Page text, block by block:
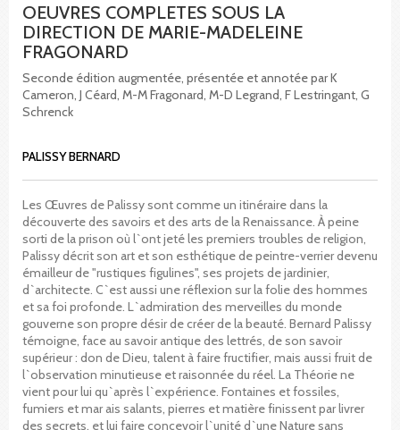
OEUVRES COMPLETES SOUS LA
DIRECTION DE MARIE-MADELEINE
FRAGONARD
Seconde édition augmentée, présentée et annotée par K
Cameron, J Céard, M-M Fragonard, M-D Legrand, F Lestringant, G
Schrenck
PALISSY BERNARD
Les Œuvres de Palissy sont comme un itinéraire dans la
découverte des savoirs et des arts de la Renaissance. À peine
sorti de la prison où l`ont jeté les premiers troubles de religion,
Palissy décrit son art et son esthétique de peintre-verrier devenu
émailleur de "rustiques figulines", ses projets de jardinier,
d`architecte. C`est aussi une réflexion sur la folie des hommes
et sa foi profonde. L`admiration des merveilles du monde
gouverne son propre désir de créer de la beauté. Bernard Palissy
témoigne, face au savoir antique des lettrés, de son savoir
supérieur : don de Dieu, talent à faire fructifier, mais aussi fruit de
l`observation minutieuse et raisonnée du réel. La Théorie ne
vient pour lui qu`après l`expérience. Fontaines et fossiles,
fumiers et mar ais salants, pierres et matière finissent par livrer
des secrets, et lui faire concevoir l`unité d`une Nature sans